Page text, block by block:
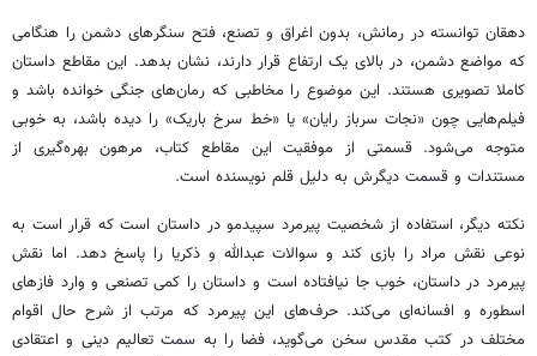
دهقان توانسته در رمانش، بدون اغراق و تصنع، فتح سنگرهای دشمن را هنگامی
که مواضع دشمن، در بالای یک ارتفاع قرار دارند، نشان بدهد. این مقاطع داستان
کاملا تصویری هستند. این موضوع را مخاطبی که رمان‌های جنگی خوانده باشد و
فیلم‌هایی چون «نجات سرباز رایان» یا «خط سرخ باریک» را دیده باشد، به خوبی
متوجه می‌شود. قسمتی از موفقیت این مقاطع کتاب، مرهون بهره‌گیری از
مستندات و قسمت دیگرش به دلیل قلم نویسنده است.
نکته دیگر، استفاده از شخصیت پیرمرد سپیدمو در داستان است که قرار است به
نوعی نقش مراد را بازی کند و سوالات عبدالله و ذکریا را پاسخ دهد. اما نقش
پیرمرد در داستان، خوب جا نیافتاده است و داستان را کمی تصنعی و وارد فازهای
اسطوره‌ و افسانه‌ای می‌‌کند. حرف‌های این پیرمرد که مرتب از شرح حال اقوام
مختلف در کتب مقدس سخن می‌گوید، فضا را به سمت تعالیم دینی و اعتقادی